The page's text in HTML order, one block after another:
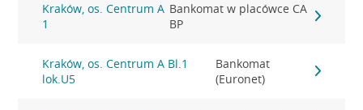
Kraków, os. Centrum A
1
Bankomat w placówce CA
BP
Kraków, os. Centrum A Bl.1
lok.U5
Bankomat
(Euronet)